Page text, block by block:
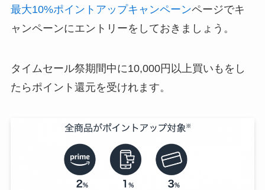
最大10%ポイントアップキャンペーンページでキ
ャンペーンにエントリーをしておきましょう。
タイムセール祭期間中に10,000円以上買いもをし
たらポイント還元を受けれます。